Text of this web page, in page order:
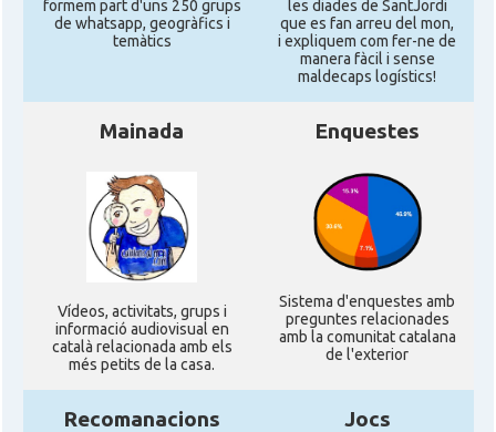
formem part d'uns 250 grups
de whatsapp, geogràfics i
temàtics
les diades de SantJordi
que es fan arreu del mon,
i expliquem com fer-ne de
manera fàcil i sense
maldecaps logí­stics!
Mainada
Ví­deos, activitats, grups i
informació audiovisual en
català relacionada amb els
més petits de la casa.
Enquestes
Sistema d'enquestes amb
preguntes relacionades
amb la comunitat catalana
de l'exterior
Recomanacions Jocs